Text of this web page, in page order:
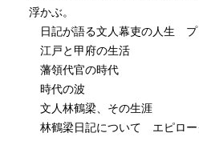
浮かぶ。
日記が語る文人幕吏の人生 プ
江戸と甲府の生活
藩領代官の時代
時代の波
文人林鶴梁、その生涯
林鶴梁日記について エピロー